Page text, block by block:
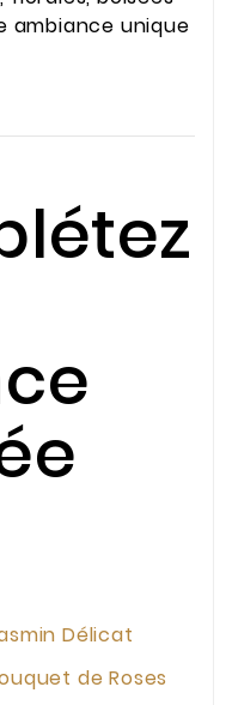
ambiance unique
Délicat
de Roses